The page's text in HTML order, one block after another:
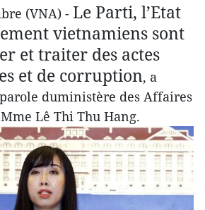
(VNA) - Le Parti, l’Etat
vietnamiens sont
et traiter des actes
et de corruption, a
duministère des Affaires
Lê Thi Thu Hang.